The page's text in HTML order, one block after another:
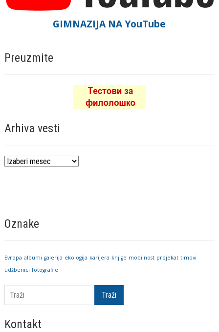
GIMNAZIJA NA YouTube
Preuzmite
Arhiva vesti
Arhiva
Oznake
Evropa albumi galerija ekologija karijera knjige mobilnost projekat timovi
udžbenici fotografije
Traži
Kontakt